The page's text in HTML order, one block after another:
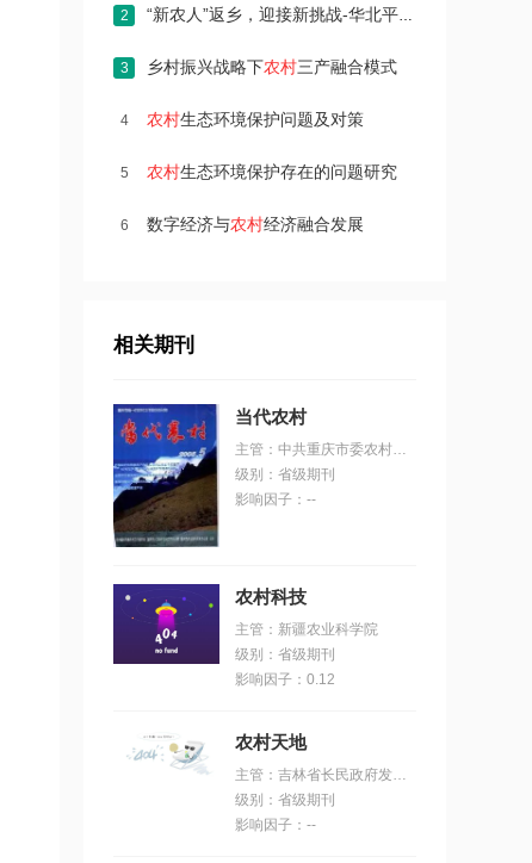
2 “新农人”返乡，迎接新挑战-华北平原未来十年
3 乡村振兴战略下农村三产融合模式
4 农村生态环境保护问题及对策
5 农村生态环境保护存在的问题研究
6 数字经济与农村经济融合发展
相关期刊
当代农村
主管：中共重庆市委农村工作委员会;重庆市人民政府农村工作办公室
级别：省级期刊
影响因子：--
农村科技
主管：新疆农业科学院
级别：省级期刊
影响因子：0.12
农村天地
主管：吉林省长民政府发展研究中心
级别：省级期刊
影响因子：--